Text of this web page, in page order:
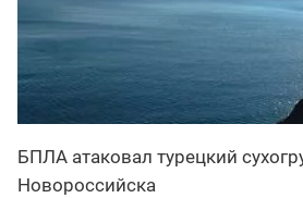
БПЛА атаковал турецкий
Новороссийска